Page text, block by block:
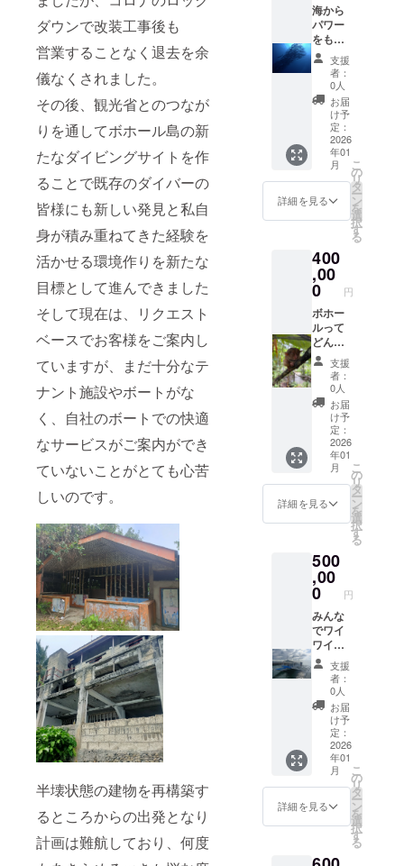
ダウンで改装工事後も
営業することなく退去を余
儀なくされました。
その後、観光省とのつなが
りを通してボホール島の新
たなダイビングサイトを作
ることで既存のダイバーの
皆様にも新しい発見と私自
身が積み重ねてきた経験を
活かせる環境作りを新たな
目標として進んできました
そして現在は、リクエスト
ベースでお客様をご案内し
ていますが、まだ十分なテ
ナント施設やボートがな
く、自社のボートでの快適
なサービスがご案内ができ
ていないことがとても心苦
しいのです。
半壊状態の建物を再構築す
るところからの出発となり
計画は難航しており、何度
さまと
の出会
いを楽
しみに
してお
ります
ご来店
希望の
日程が
ありま
したら
備考欄
にご記
入くだ
さいま
せ
一例
☆PADI
オープ
ン
ウォー
ターラ
イセン
スコー
ス ☆ス
クーバ
ダイビ
ング ☆
追加ダ
イビン
グ：c
カード
ンスを
お持ち
の方 ☆
器材レ
ンタル
☆体験
ダイビ
ング：
講習を
受けた
ことが
ない方
☆ス
ノーケ
ル体験
☆陸ツ
アー ※
一回の
ご来店
に付き
円分の
クーポ
ンをご
利用い
ただけ
ます ※
クーポ
ンの利
用期限
は3年で
す 皆さ
まとの
出会い
を楽し
みにし
ており
ます ご
来店希
望の日
程があ
たら備
時：ご
来店時
ご利用
いただ
ける
サービ
ス内容
一例
☆ス
クーバ
ダイビ
ング ☆
追加ダ
イビン
グ：c
カード
ンスを
お持ち
の方 ☆
器材レ
ンタル
☆体験
ダイビ
ング：
講習を
受けた
ことが
ない方
☆ス
ノーケ
ル体験
☆陸ツ
アー ※
一回の
ご来店
に付き
円分の
クーポ
ンをご
利用い
ただけ
ます ※
クーポ
ンの期
限は5年
です 皆
さまと
の出会
いを楽
しみに
してお
ります
ご来店
希望の
日程が
ありま
備考欄
す） ●
ご希望
のサイ
ズ、希
望のお
名前は
備考欄
に記入
をお願
いいた
します
☆当店
のお支
払いで
利用可
能な
ン
100,000
円分 提
供日
時：ご
来店時
ご利用
いただ
ける
サービ
ス内容
一例
☆ス
クーバ
ダイビ
ング ☆
追加ダ
イビン
グ：c
カード
ンスを
お持ち
の方 ☆
器材レ
ンタル
☆体験
ダイビ
ング：
講習を
受けた
ことが
ない方
☆ス
ノーケ
ル体験
☆陸ツ
アー ※
一回の
ご来店
に付き
様１
ご連絡
をさせ
ていた
だきま
す ま
た、ダ
イビン
グの講
習に関
しても
手順を
ご相談
させて
いただ
きます
ご来店
渡し ☆
オリジ
ナルス
テッ
カー
サイ
ズ：5㎝
×5㎝ ☆
オリジ
ナルT
シャツ
（Tシャ
ツには
お好み
のお名
前を入
れさせ
ていた
だきま
す） ●
のサイ
ズ、希
望のお
名前は
備考欄
に記入
をお願
いいた
します
☆当店
のお支
払いで
利用可
能な
クーポ
200,000
円分 提
供日
時：ご
ご利用
海から
パワー
をもら
いた
い！ 応
援あり
がとう
ござい
す！！
とって
も励み
になり
ます
☆☆ コ
コロを
お礼の
ご連絡
をさせ
ていた
だきま
す また
ダイビ
ングの
講習に
関して
も手順
をご相
談させ
ていた
だきま
店時に
お渡し
☆オリ
ジナル
カー
サイ
ズ：5㎝
×5㎝ ☆
オリジ
ナルT
シャツ
（Tシャ
ツには
お好み
のお名
前を入
れさせ
ていた
だきま
す） ●
ご希望
のサイ
ズ、希
望のお
備考欄
支援
者：
0人
お届
け予
定：
2026
年01
月
詳細を見る
こ
の
リ
タ
ー
ン
を
選
択
す
る
400
,00
0 円
ボホー
ルって
どんな
所？い
つか
行って
みたい
ありが
とうご
ざいま
す！！
とって
も励み
になり
ます
コロを
込めて
お礼の
ご連絡
をさせ
ていた
だきま
す ご来
店時に
お渡し
☆オリ
ジナル
ステッ
カー
サイ
ズ：5㎝
×5㎝ ☆
オリジ
ナルT
シャツ
ツには
支援
者：
0人
お届
け予
定：
2026
年01
月
詳細を見る
こ
の
リ
タ
ー
ン
を
選
択
す
る
500
,00
0 円
みんな
でワイ
ワイ楽
しみた
い方へ
応援あ
りがと
うござ
いま
す！！
とって
も励み
になり
ます
☆☆ コ
コロを
お礼の
支援
者：
0人
お届
け予
定：
2026
年01
月
詳細を見る
こ
の
リ
タ
ー
ン
を
選
択
す
る